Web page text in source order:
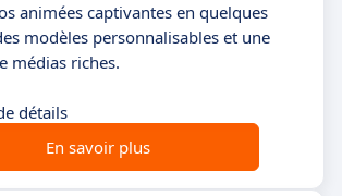
animées captivantes en quelques
modèles personnalisables et une
médias riches.
détails
En savoir plus